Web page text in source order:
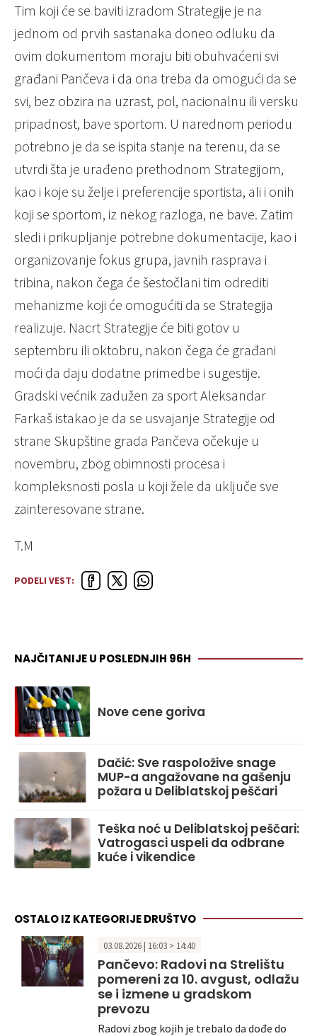
Tim koji će se baviti izradom Strategije je na
jednom od prvih sastanaka doneo odluku da
ovim dokumentom moraju biti obuhvaćeni svi
građani Pančeva i da ona treba da omogući da se
svi, bez obzira na uzrast, pol, nacionalnu ili versku
pripadnost, bave sportom. U narednom periodu
potrebno je da se ispita stanje na terenu, da se
utvrdi šta je urađeno prethodnom Strategijom,
kao i koje su želje i preferencije sportista, ali i onih
koji se sportom, iz nekog razloga, ne bave. Zatim
sledi i prikupljanje potrebne dokumentacije, kao i
organizovanje fokus grupa, javnih rasprava i
tribina, nakon čega će šestočlani tim odrediti
mehanizme koji će omogućiti da se Strategija
realizuje. Nacrt Strategije će biti gotov u
septembru ili oktobru, nakon čega će građani
moći da daju dodatne primedbe i sugestije.
Gradski većnik zadužen za sport Aleksandar
Farkaš istakao je da se usvajanje Strategije od
strane Skupštine grada Pančeva očekuje u
novembru, zbog obimnosti procesa i
kompleksnosti posla u koji žele da uključe sve
zainteresovane strane.
T.M
PODELI VEST:
NAJČITANIJE U POSLEDNJIH 96H
Nove cene goriva
Dačić: Sve raspoložive snage
MUP-a angažovane na gašenju
požara u Deliblatskoj peščari
Teška noć u Deliblatskoj peščari:
Vatrogasci uspeli da odbrane
kuće i vikendice
OSTALO IZ KATEGORIJE DRUŠTVO
03.08.2026 | 16:03 > 14:40
Pančevo: Radovi na Strelištu
pomereni za 10. avgust, odlažu
se i izmene u gradskom
prevozu
Radovi zbog kojih je trebalo da dođe do